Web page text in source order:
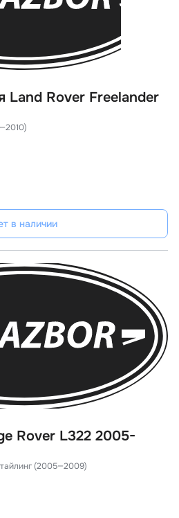
Land Rover Freelander
в наличии
Rover L322 2005-
(2005—2009)